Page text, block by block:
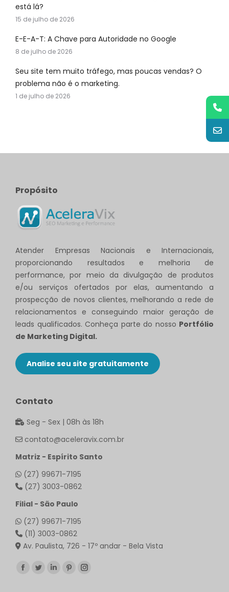
está lá?
15 de julho de 2026
E-E-A-T: A Chave para Autoridade no Google
8 de julho de 2026
Seu site tem muito tráfego, mas poucas vendas? O
problema não é o marketing.
1 de julho de 2026
Propósito
Atender Empresas Nacionais e Internacionais,
proporcionando resultados e melhoria de
performance, por meio da divulgação de produtos
e/ou serviços ofertados por elas, aumentando a
prospecção de novos clientes, melhorando a rede de
relacionamentos e conseguindo maior geração de
leads qualificados. Conheça parte do nosso Portfólio
de Marketing Digital.
Analise seu site gratuitamente
Contato
Seg - Sex | 08h às 18h
contato@aceleravix.com.br
Matriz - Espírito Santo
(27) 99671-7195
(27) 3003-0862
Filial - São Paulo
(27) 99671-7195
(11) 3003-0862
Av. Paulista, 726 - 17º andar - Bela Vista
Encontre-nos em:
Facebook
TwitterLinkedinPinterestInstagram